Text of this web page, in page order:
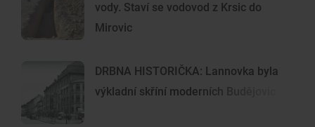
vody. Staví se vodovod z Krsic do
Mirovic
DRBNA HISTORIČKA: Lannovka byla
výkladní skříní moderních Budějovic